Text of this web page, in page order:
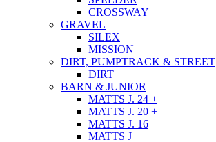
CROSSWAY
GRAVEL
SILEX
MISSION
DIRT, PUMPTRACK & STREET
DIRT
BARN & JUNIOR
MATTS J. 24 +
MATTS J. 20 +
MATTS J. 16
MATTS J